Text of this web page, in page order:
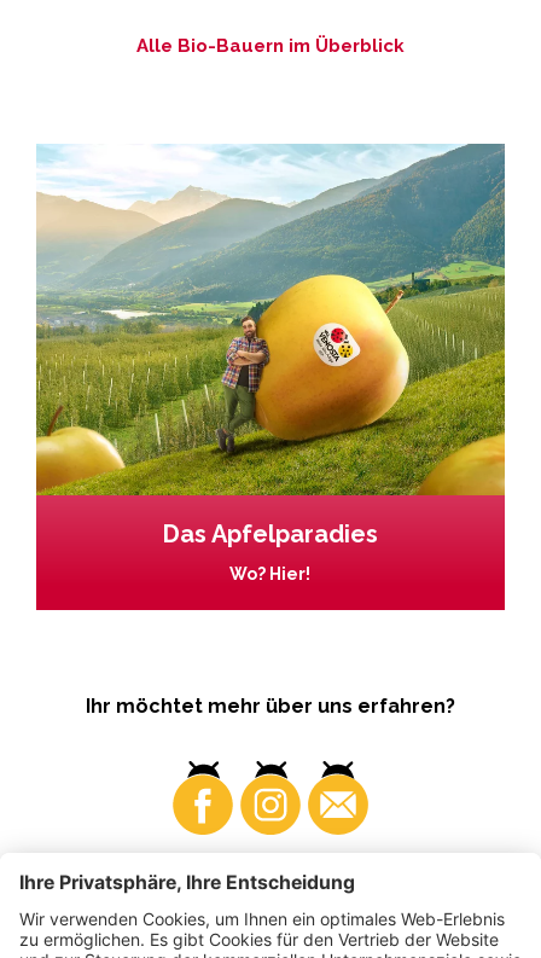
Alle Bio-Bauern im Überblick
Das Apfelparadies
Wo? Hier!
Ihr möchtet mehr über uns erfahren?
Business Produzenten